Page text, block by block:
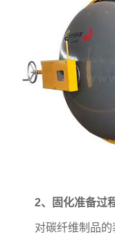
2、固化准备过
对碳纤维制品的